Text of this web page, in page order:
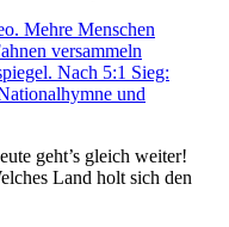
geht’s gleich weiter!
Land holt sich den